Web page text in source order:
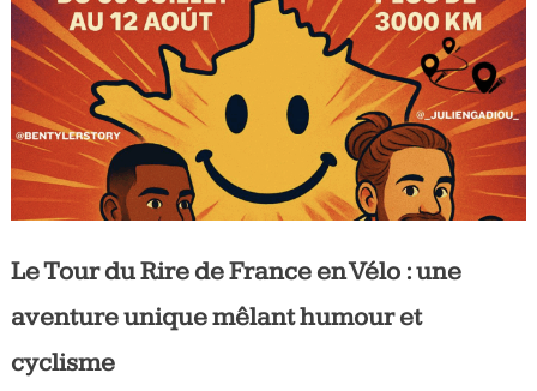
Tous
les
jours,
votre
actualité
vélo
et
triathlon
Le Tour du Rire de France en Vélo : une
aventure unique mêlant humour et
cyclisme